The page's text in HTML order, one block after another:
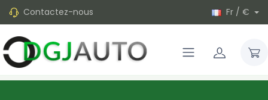
Contactez-nous Fr / €